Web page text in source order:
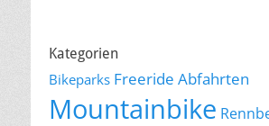
Kategorien
Bikeparks Freeride Abfahrten
Mountainbike